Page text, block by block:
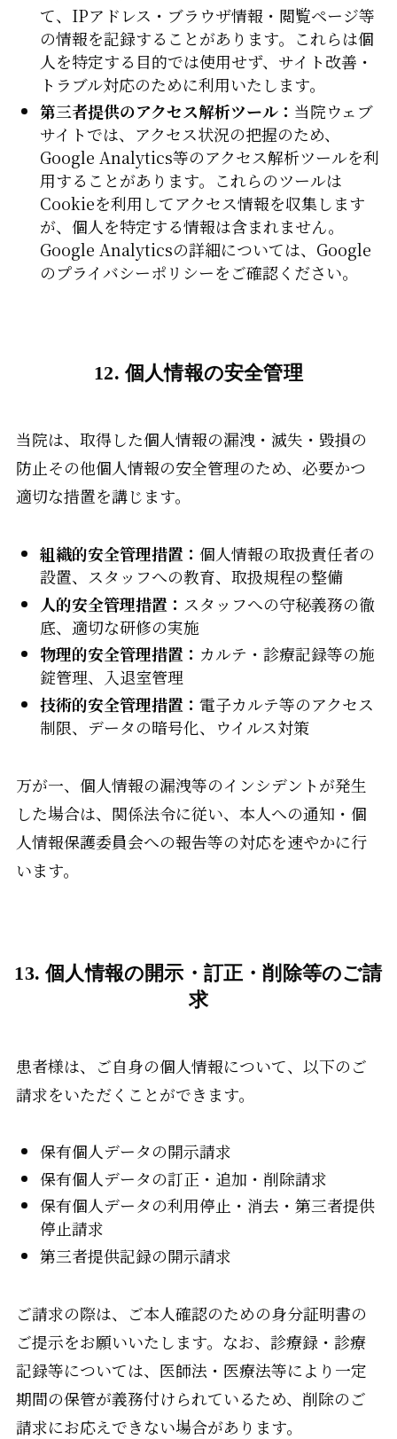
て、IPアドレス・ブラウザ情報・閲覧ページ等
の情報を記録することがあります。これらは個
人を特定する目的では使用せず、サイト改善・
トラブル対応のために利用いたします。
第三者提供のアクセス解析ツール： 当院ウェブ
サイトでは、アクセス状況の把握のため、
Google Analytics等のアクセス解析ツールを利
用することがあります。これらのツールは
Cookieを利用してアクセス情報を収集します
が、個人を特定する情報は含まれません。
Google Analyticsの詳細については、Google
のプライバシーポリシーをご確認ください。
12. 個人情報の安全管理
当院は、取得した個人情報の漏洩・滅失・毀損の
防止その他個人情報の安全管理のため、必要かつ
適切な措置を講じます。
組織的安全管理措置： 個人情報の取扱責任者の
設置、スタッフへの教育、取扱規程の整備
人的安全管理措置： スタッフへの守秘義務の徹
底、適切な研修の実施
物理的安全管理措置： カルテ・診療記録等の施
錠管理、入退室管理
技術的安全管理措置： 電子カルテ等のアクセス
制限、データの暗号化、ウイルス対策
万が一、個人情報の漏洩等のインシデントが発生
した場合は、関係法令に従い、本人への通知・個
人情報保護委員会への報告等の対応を速やかに行
います。
13. 個人情報の開示・訂正・削除等のご請
求
患者様は、ご自身の個人情報について、以下のご
請求をいただくことができます。
保有個人データの開示請求
保有個人データの訂正・追加・削除請求
保有個人データの利用停止・消去・第三者提供
停止請求
第三者提供記録の開示請求
ご請求の際は、ご本人確認のための身分証明書の
ご提示をお願いいたします。なお、診療録・診療
記録等については、医師法・医療法等により一定
期間の保管が義務付けられているため、削除のご
請求にお応えできない場合があります。